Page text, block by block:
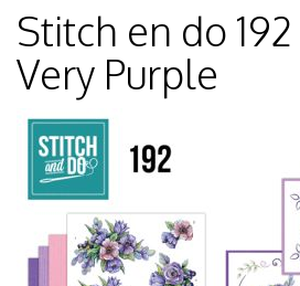
Stitch en do 192
Very Purple